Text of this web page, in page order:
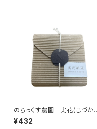
のらっくす農園 実花(じづか）
レタータイプ
¥432